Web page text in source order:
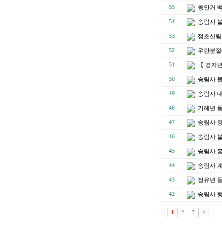
55 동안거
54 송림사
53 정초산
52 우란분
51 【 경자
50 송림사
49 송림사
48 기해년
47 송림사
46 송림사
45 송림사
44 송림사
43 정유년
42 송림사
1 2 3 4